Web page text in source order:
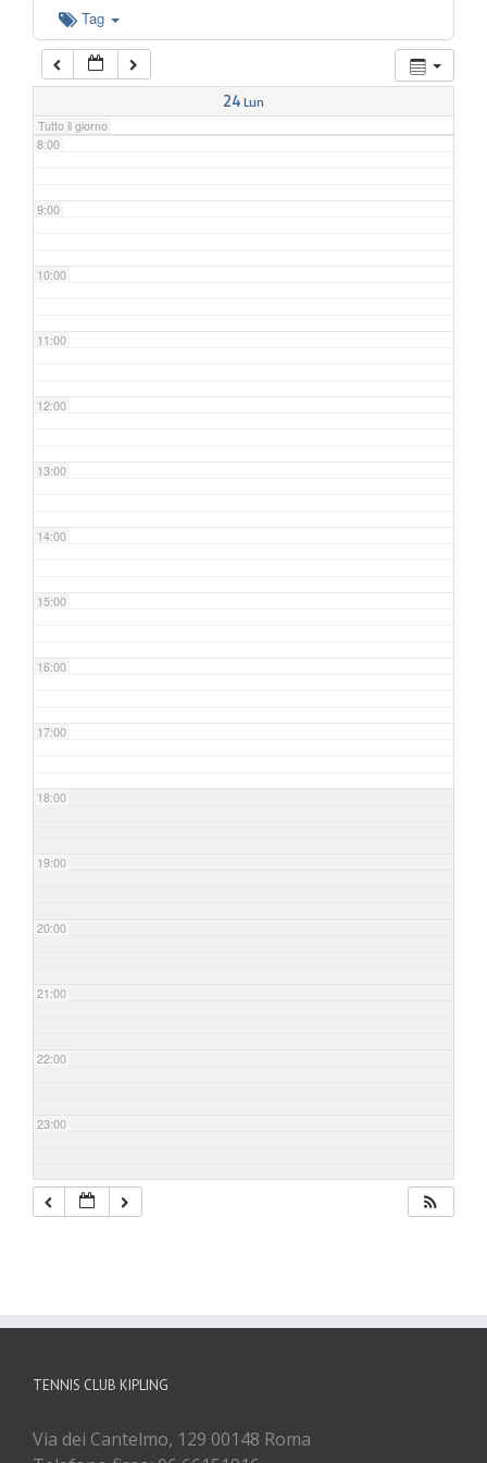
Tag
24Lun
Tutto il giorno
6:00
7:00
8:00
9:00
10:00
11:00
12:00
13:00
14:00
15:00
16:00
17:00
18:00
19:00
20:00
21:00
22:00
23:00
TENNIS CLUB KIPLING
Via dei Cantelmo, 129 00148 Roma